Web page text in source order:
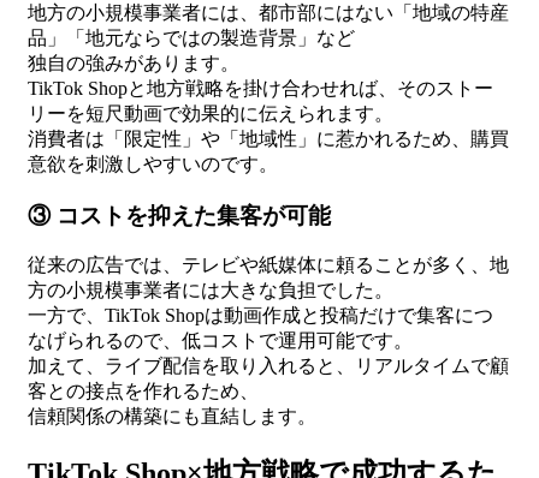
地方の小規模事業者には、都市部にはない「地域の特産
品」「地元ならではの製造背景」など
独自の強みがあります。
TikTok Shopと地方戦略を掛け合わせれば、そのストー
リーを短尺動画で効果的に伝えられます。
消費者は「限定性」や「地域性」に惹かれるため、購買
意欲を刺激しやすいのです。
③ コストを抑えた集客が可能
従来の広告では、テレビや紙媒体に頼ることが多く、地
方の小規模事業者には大きな負担でした。
一方で、TikTok Shopは動画作成と投稿だけで集客につ
なげられるので、低コストで運用可能です。
加えて、ライブ配信を取り入れると、リアルタイムで顧
客との接点を作れるため、
信頼関係の構築にも直結します。